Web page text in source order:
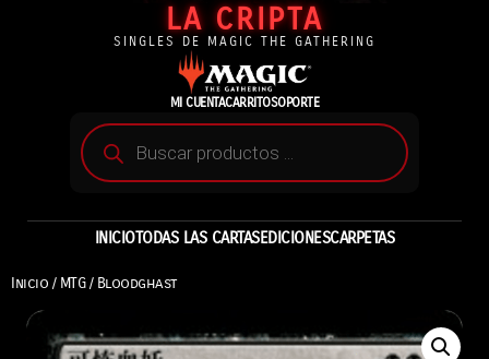
LA CRIPTA
SINGLES DE MAGIC THE GATHERING
MI CUENTACARRITOSOPORTE
INICIOTODAS LAS CARTASEDICIONESCARPETAS
Inicio / MTG/ Bloodghast